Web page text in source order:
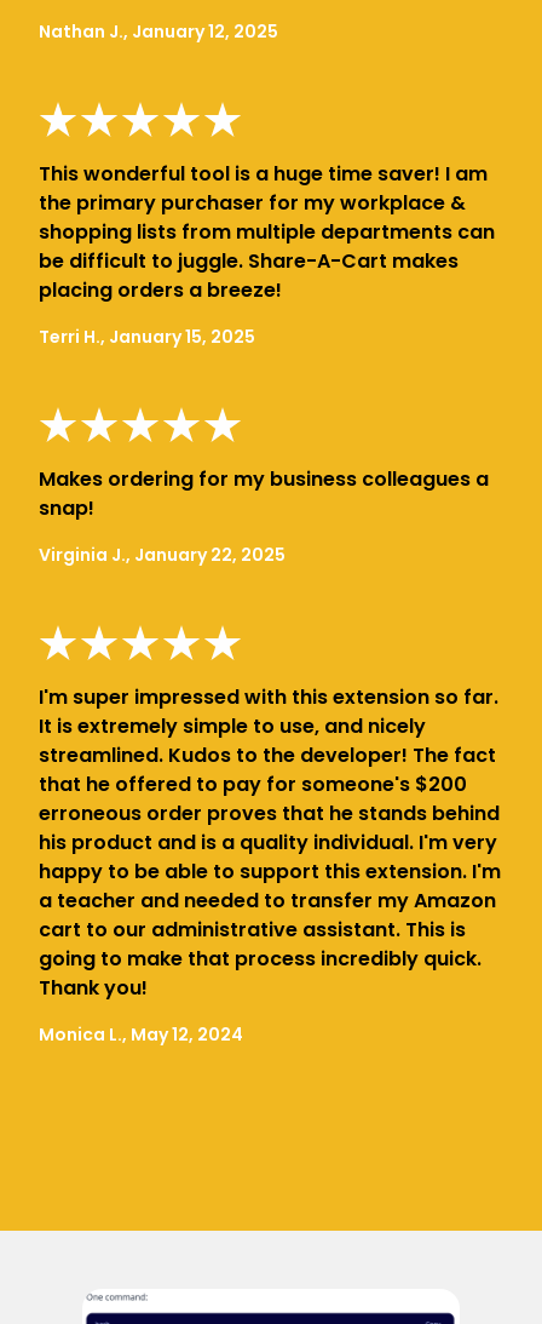
Nathan J., January 12, 2025
This wonderful tool is a huge time saver! I am
the primary purchaser for my workplace &
shopping lists from multiple departments can
be difficult to juggle. Share-A-Cart makes
placing orders a breeze!
Terri H., January 15, 2025
Makes ordering for my business colleagues a
snap!
Virginia J., January 22, 2025
I'm super impressed with this extension so far.
It is extremely simple to use, and nicely
streamlined. Kudos to the developer! The fact
that he offered to pay for someone's $200
erroneous order proves that he stands behind
his product and is a quality individual. I'm very
happy to be able to support this extension. I'm
a teacher and needed to transfer my Amazon
cart to our administrative assistant. This is
going to make that process incredibly quick.
Thank you!
Monica L., May 12, 2024